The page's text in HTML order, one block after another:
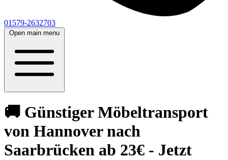
01579-2632703
Open main menu
🚚 Günstiger Möbeltransport
von Hannover nach
Saarbrücken ab 23€ - Jetzt